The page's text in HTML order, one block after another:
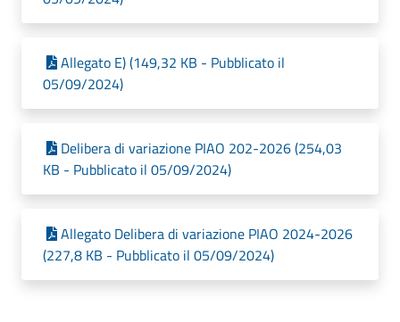
Allegato E) (149,32 KB - Pubblicato il
05/09/2024)
Delibera di variazione PIAO 202-2026 (254,03
KB - Pubblicato il 05/09/2024)
Allegato Delibera di variazione PIAO 2024-2026
(227,8 KB - Pubblicato il 05/09/2024)